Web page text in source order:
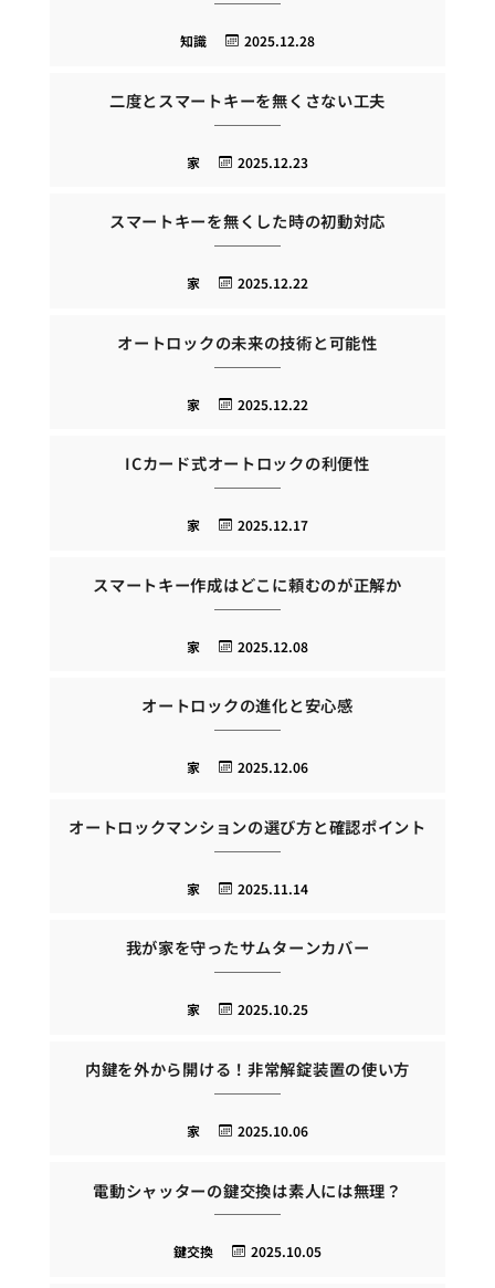
2025.12.28
知識
二度とスマートキーを無くさない工夫
2025.12.23
家
スマートキーを無くした時の初動対応
2025.12.22
家
オートロックの未来の技術と可能性
2025.12.22
家
ICカード式オートロックの利便性
2025.12.17
家
スマートキー作成はどこに頼むのが正解か
2025.12.08
家
オートロックの進化と安心感
2025.12.06
家
オートロックマンションの選び方と確認ポイント
2025.11.14
家
我が家を守ったサムターンカバー
2025.10.25
家
内鍵を外から開ける！非常解錠装置の使い方
2025.10.06
家
電動シャッターの鍵交換は素人には無理？
2025.10.05
鍵交換